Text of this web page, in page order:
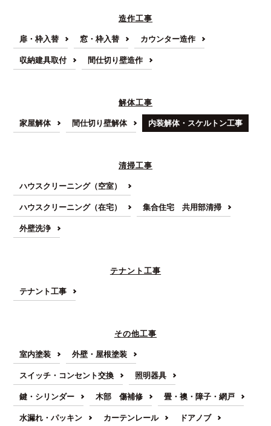
造作工事
扉・枠入替 窓・枠入替 カウンター造作
収納建具取付 間仕切り壁造作
解体工事
家屋解体 間仕切り壁解体 内装解体・スケルトン工事
清掃工事
ハウスクリーニング（空室）
ハウスクリーニング（在宅） 集合住宅 共用部清掃
外壁洗浄
テナント工事
テナント工事
その他工事
室内塗装 外壁・屋根塗装
スイッチ・コンセント交換 照明器具
鍵・シリンダー 木部 傷補修 畳・襖・障子・網戸
水漏れ・パッキン カーテンレール ドアノブ